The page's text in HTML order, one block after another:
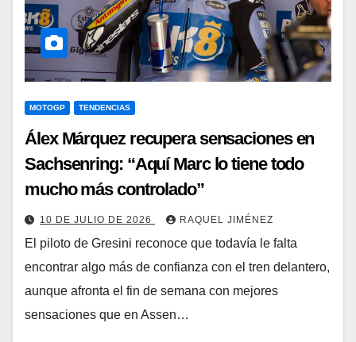
MOTOGP TENDENCIAS
Álex Márquez recupera sensaciones en
Sachsenring: “Aquí Marc lo tiene todo
mucho más controlado”
10 DE JULIO DE 2026 RAQUEL JIMÉNEZ
El piloto de Gresini reconoce que todavía le falta
encontrar algo más de confianza con el tren delantero,
aunque afronta el fin de semana con mejores
sensaciones que en Assen…